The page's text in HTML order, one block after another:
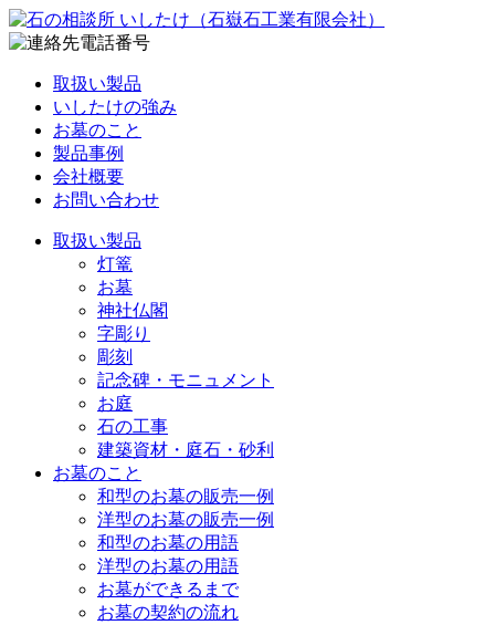
取扱い製品
いしたけの強み
お墓のこと
製品事例
会社概要
お問い合わせ
取扱い製品
灯篭
お墓
神社仏閣
字彫り
彫刻
記念碑・モニュメント
お庭
石の工事
建築資材・庭石・砂利
お墓のこと
和型のお墓の販売一例
洋型のお墓の販売一例
和型のお墓の用語
洋型のお墓の用語
お墓ができるまで
お墓の契約の流れ